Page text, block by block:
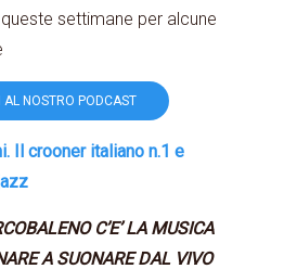
settimane per alcune
AL NOSTRO PODCAST
Il crooner italiano n.1 e
C’E’ LA MUSICA
A SUONARE DAL VIVO